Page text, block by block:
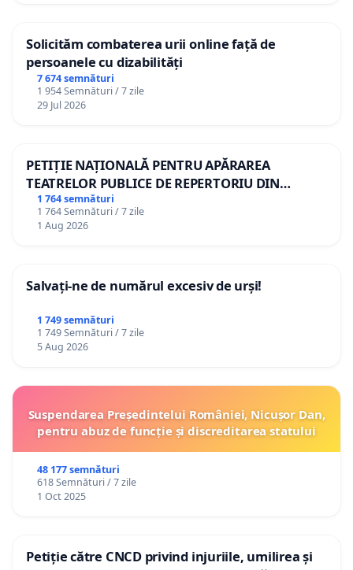
Solicităm combaterea urii online față de
persoanele cu dizabilități
7 674 semnături
1 954 Semnături / 7 zile
29 Jul 2026
PETIȚIE NAȚIONALĂ PENTRU APĂRAREA
TEATRELOR PUBLICE DE REPERTORIU DIN
ROMÂNIA
1 764 semnături
1 764 Semnături / 7 zile
1 Aug 2026
Salvați-ne de numărul excesiv de urși!
1 749 semnături
1 749 Semnături / 7 zile
5 Aug 2026
Suspendarea Președintelui României, Nicușor Dan,
pentru abuz de funcție și discreditarea statului
48 177 semnături
618 Semnături / 7 zile
1 Oct 2025
Petiție către CNCD privind injuriile, umilirea și